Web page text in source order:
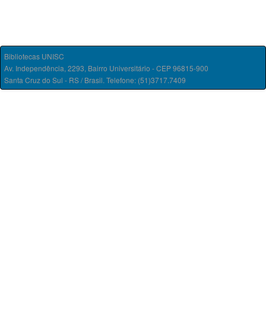
Bibliotecas UNISC
Av. Independência, 2293, Bairro Universitário - CEP 96815-900
Santa Cruz do Sul - RS / Brasil. Telefone: (51)3717.7409